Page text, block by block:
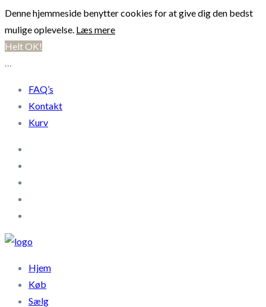
Denne hjemmeside benytter cookies for at give dig den bedst
mulige oplevelse. Læs mere
Helt OK!
…
FAQ’s
Kontakt
Kurv
Hjem
Køb
Sælg